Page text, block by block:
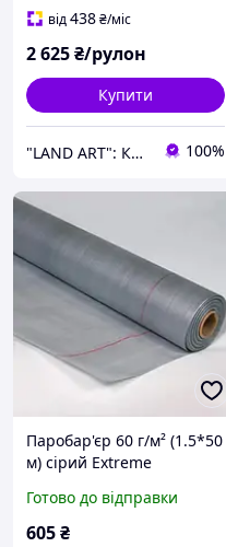
від438₴/міс
2 625₴/рулон
Купити
"LAND ART": Корисні товари для вашого будинку та саду! 100%
Паробар'єр 60 г/м² (1.5*50
м) сірий Extreme
Готово до відправки
605₴